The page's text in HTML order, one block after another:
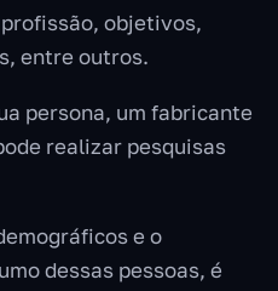
objetivos,
entre outros.
persona, um fabricante
realizar pesquisas
e o
dessas pessoas, é